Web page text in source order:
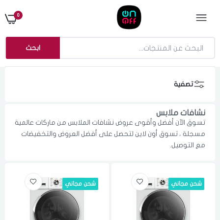
0
ابحث
تصفية
نشافات ملابس
تسوق الآن أفضل وأقوى عروض نشافات الملابس من ماركات عالمية
مسجلة ، تسوق أون لاين لتحصل على أفضل العروض والتخفيضات
مع التوصيل.
شحن مجاني شحن مجاني